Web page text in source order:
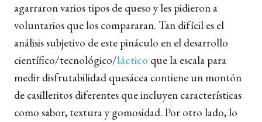
agarraron varios tipos de queso y les pidieron a
voluntarios que los compararan. Tan difícil es el
análisis subjetivo de este pináculo en el desarrollo
científico/tecnológico/láctico que la escala para
medir disfrutabilidad quesácea contiene un montón
de casilleritos diferentes que incluyen características
como sabor, textura y gomosidad. Por otro lado, lo